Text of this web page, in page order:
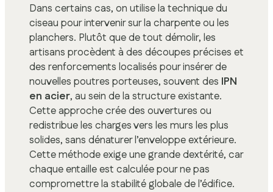
Dans certains cas, on utilise la technique du
ciseau pour intervenir sur la charpente ou les
planchers. Plutôt que de tout démolir, les
artisans procèdent à des découpes précises et
des renforcements localisés pour insérer de
nouvelles poutres porteuses, souvent des IPN
en acier, au sein de la structure existante.
Cette approche crée des ouvertures ou
redistribue les charges vers les murs les plus
solides, sans dénaturer l’enveloppe extérieure.
Cette méthode exige une grande dextérité, car
chaque entaille est calculée pour ne pas
compromettre la stabilité globale de l’édifice.